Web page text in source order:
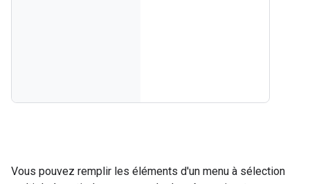
Vous pouvez remplir les éléments d'un menu à sélection